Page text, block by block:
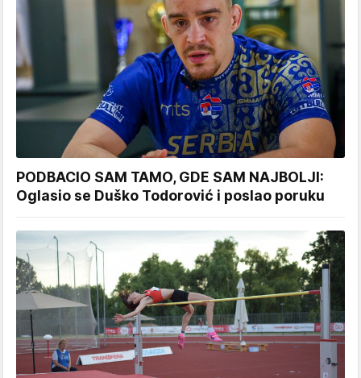
PODBACIO SAM TAMO, GDE SAM NAJBOLJI:
Oglasio se Duško Todorović i poslao poruku